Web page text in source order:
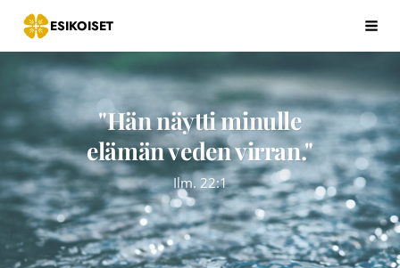
Siirry
sivun
sisältöön
ESIKOISET
"Hän näytti minulle
elämän veden virran."
Ilm. 22:1